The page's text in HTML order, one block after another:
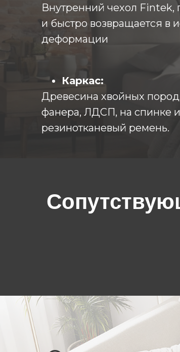
Внутренний чехол Fintek,
и быстро возвращается в
деформации
Каркас:
Древесина хвойных
фанера, ЛДСП, на спинке
резинотканевый ремень.